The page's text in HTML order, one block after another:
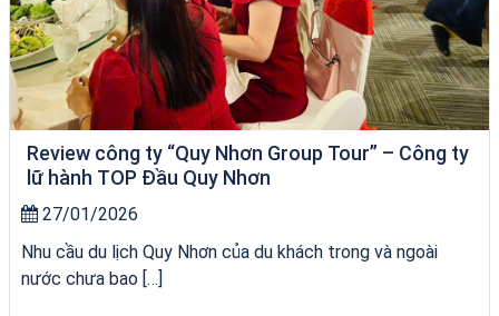
Review công ty “Quy Nhơn Group Tour” – Công ty
lữ hành TOP Đầu Quy Nhơn
27/01/2026
Nhu cầu du lịch Quy Nhơn của du khách trong và ngoài
nước chưa bao […]